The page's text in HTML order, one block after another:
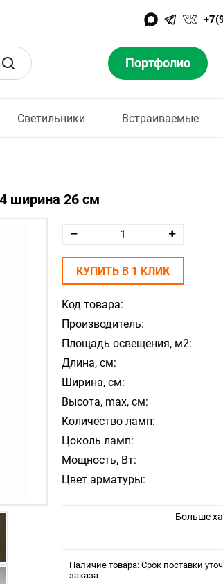
Портфолио
Светильники Встраиваемые
ширина 26 см
Код товара:
Производитель:
Площадь освещения, м2:
Длина, см:
Ширина, см:
Высота, max, см:
Количество ламп:
Цоколь ламп:
Мощность, Вт:
Цвет арматуры:
Материал плафона/абажура:
Тип лампы:
Больше
Наличие товара: Срок поставки
заказа
КУПИТЬ В 1 КЛИК